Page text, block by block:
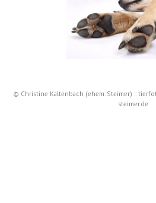
© Christine Kaltenbach (ehem. Steimer) ::
steimer.de